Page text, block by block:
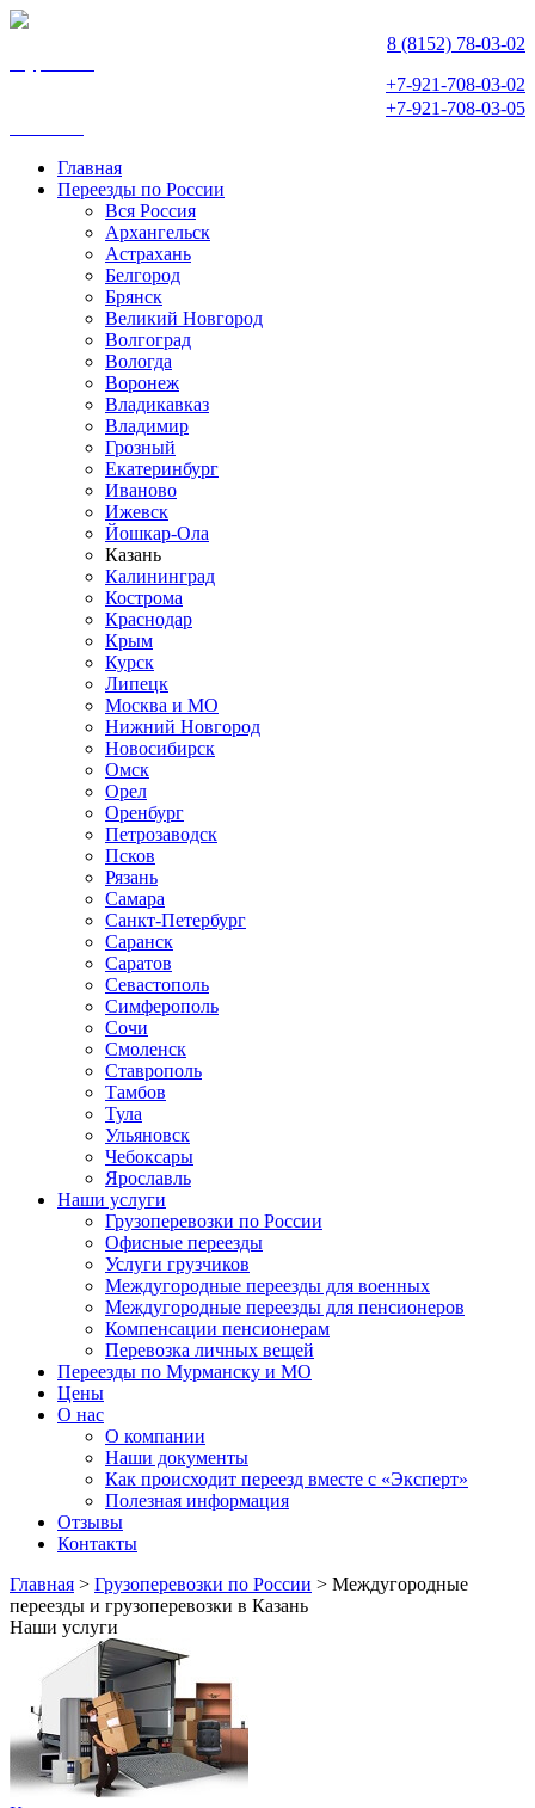
8 (8152) 78-03-02
+7-921-708-03-02
+7-921-708-03-05
Главная
Переезды по России
Вся Россия
Архангельск
Астрахань
Белгород
Брянск
Великий Новгород
Волгоград
Вологда
Воронеж
Владикавказ
Владимир
Грозный
Екатеринбург
Иваново
Ижевск
Йошкар-Ола
Казань
Калининград
Кострома
Краснодар
Крым
Курск
Липецк
Москва и МО
Нижний Новгород
Новосибирск
Омск
Орел
Оренбург
Петрозаводск
Псков
Рязань
Самара
Санкт-Петербург
Саранск
Саратов
Севастополь
Симферополь
Сочи
Смоленск
Ставрополь
‌Тамбов‌
Тула
Ульяновск
Чебоксары
Ярославль
Наши услуги
Грузоперевозки по России
Офисные переезды
Услуги грузчиков
Междугородные переезды для военных
Междугородные переезды для пенсионеров
Компенсации пенсионерам
Перевозка личных вещей
Переезды по Мурманску и МО
Цены
О нас
О компании
Наши документы
Как происходит переезд вместе с «Эксперт»
Полезная информация
Отзывы
Контакты
Главная > Грузоперевозки по России > Междугородные
переезды и грузоперевозки в Казань
Наши услуги